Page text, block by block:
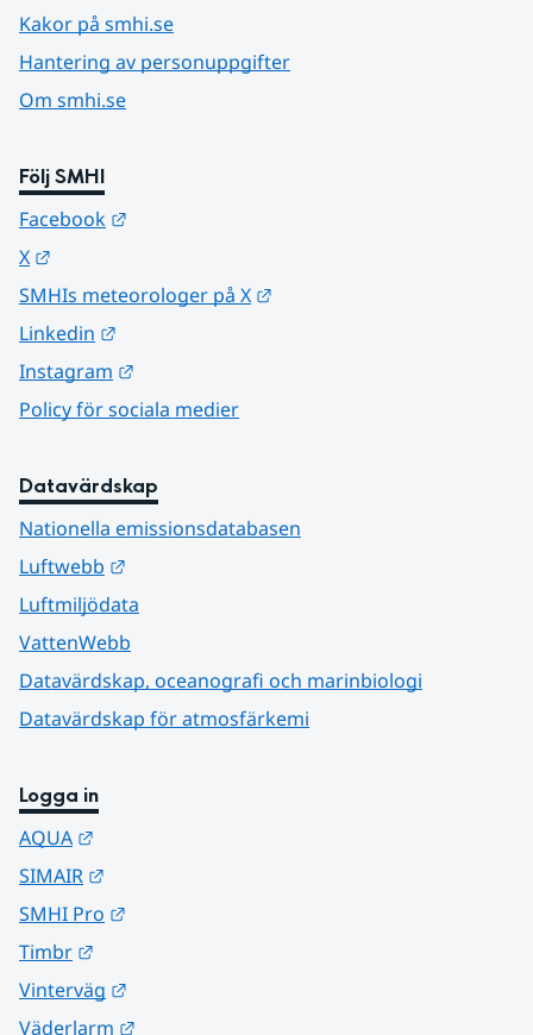
Kakor på smhi.se
Hantering av personuppgifter
Om smhi.se
Följ SMHI
Facebook
X
SMHIs meteorologer på X
Linkedin
Instagram
Policy för sociala medier
Datavärdskap
Nationella emissionsdatabasen
Luftwebb
Luftmiljödata
VattenWebb
Datavärdskap, oceanografi och marinbiologi
Datavärdskap för atmosfärkemi
Logga in
AQUA
SIMAIR
SMHI Pro
Timbr
Vinterväg
Väderlarm